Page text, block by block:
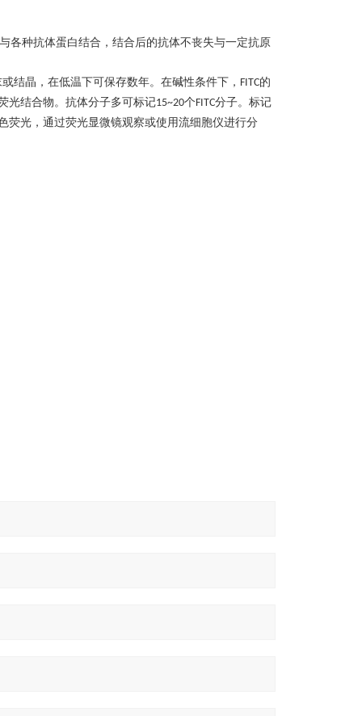
各种抗体蛋白结合，结合后的抗体不丧失与一定抗原
结晶，在低温下可保存数年。在碱性条件下， FITC的
光结合物。抗体分子多可标记15~20个FITC分子。标记
荧光，通过荧光显微镜观察或使用流细胞仪进行分